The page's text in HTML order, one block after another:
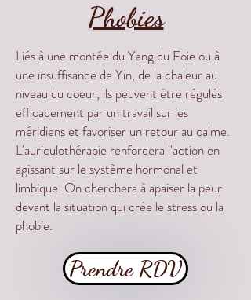
Phobies
Liés à une montée du Yang du Foie ou à
une insuffisance de Yin, de la chaleur au
niveau du coeur, ils peuvent être régulés
efficacement par un travail sur les
méridiens et favoriser un retour au calme.
L'auriculothérapie renforcera l'action en
agissant sur le système hormonal et
limbique. On cherchera à apaiser la peur
devant la situation qui crée le stress ou la
phobie.
Prendre RDV